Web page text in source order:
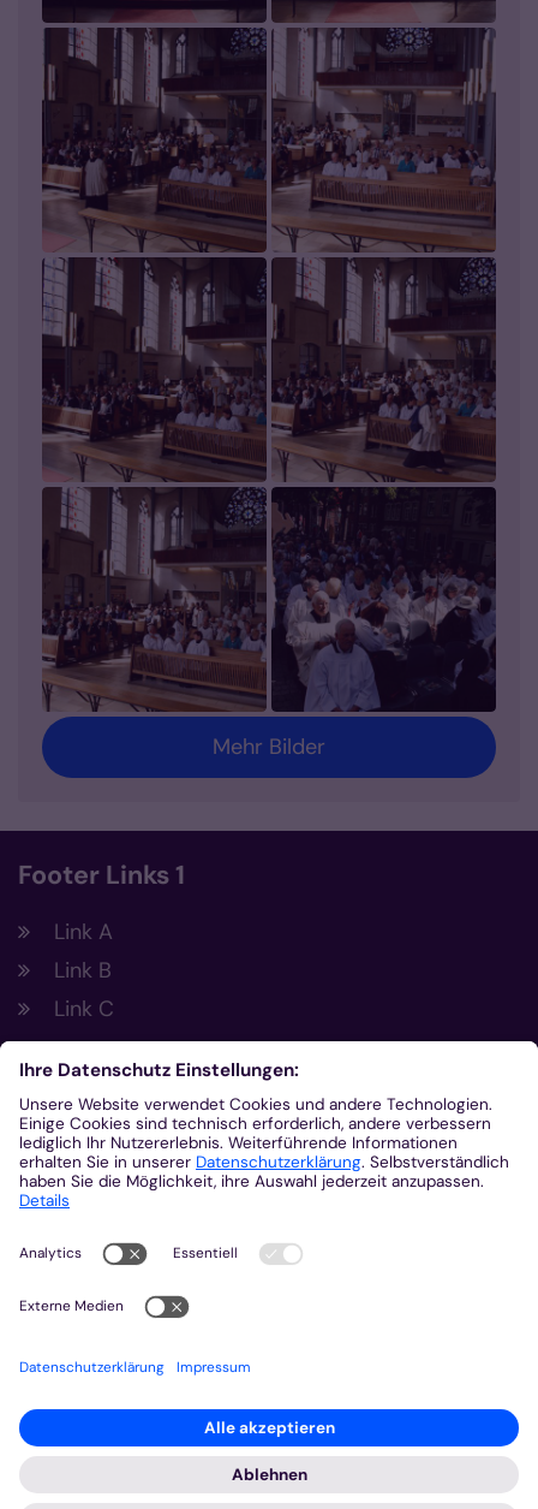
Mehr Bilder
Footer Links 1
Link A
Link B
Link C
Footer Links 2
Link A
Link B
Link C
Kontakt
Gemeinsam.Vernetzt.Digital
Domplatz
55116 Mainz
© Bistum Aachen Impressum